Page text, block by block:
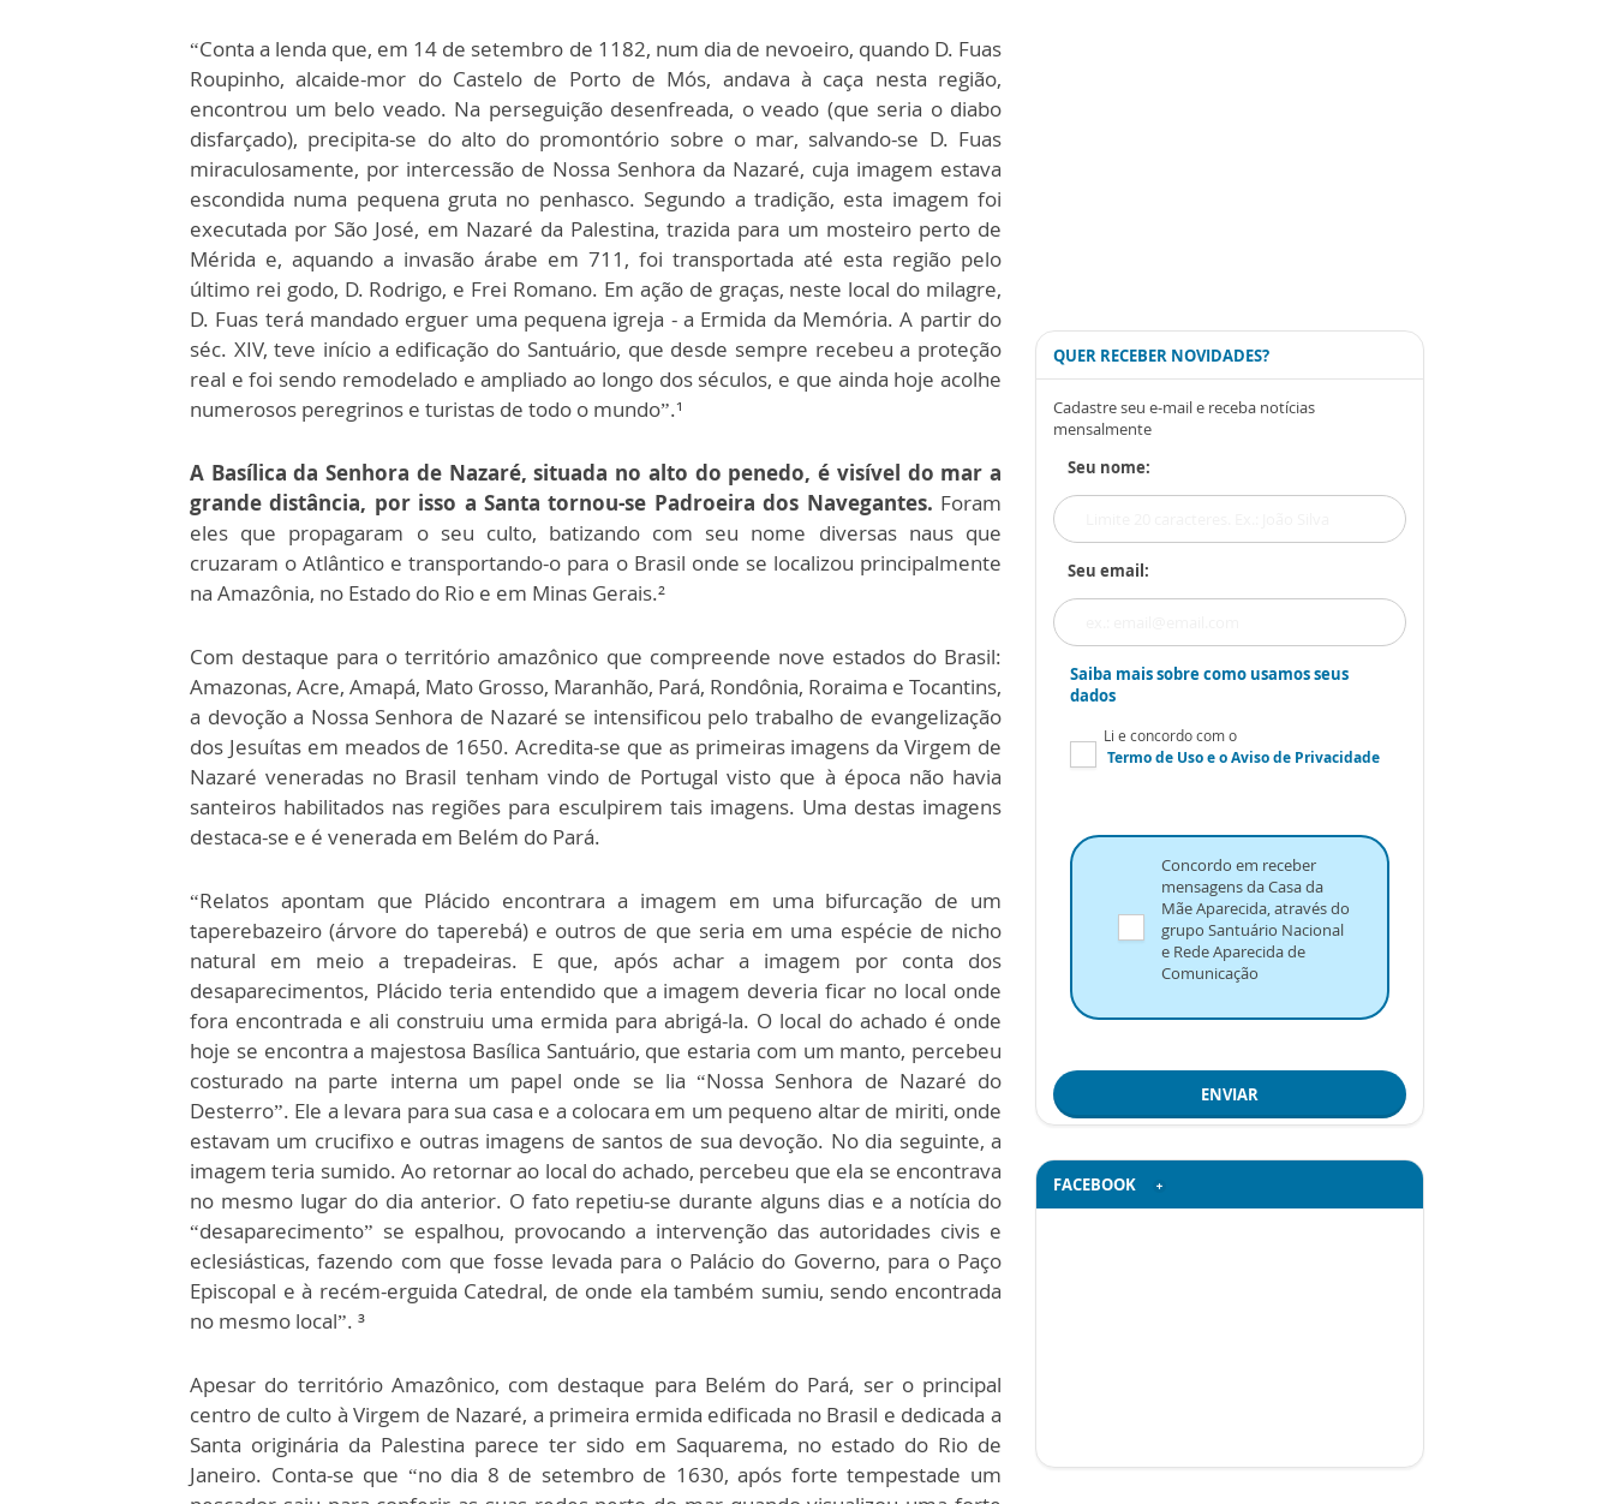
“Conta a lenda que, em 14 de setembro de 1182, num dia de nevoeiro, quando D. Fuas
Roupinho, alcaide-mor do Castelo de Porto de Mós, andava à caça nesta região,
encontrou um belo veado. Na perseguição desenfreada, o veado (que seria o diabo
disfarçado), precipita-se do alto do promontório sobre o mar, salvando-se D. Fuas
miraculosamente, por intercessão de Nossa Senhora da Nazaré, cuja imagem estava
escondida numa pequena gruta no penhasco. Segundo a tradição, esta imagem foi
executada por São José, em Nazaré da Palestina, trazida para um mosteiro perto de
Mérida e, aquando a invasão árabe em 711, foi transportada até esta região pelo
último rei godo, D. Rodrigo, e Frei Romano. Em ação de graças, neste local do milagre,
D. Fuas terá mandado erguer uma pequena igreja - a Ermida da Memória. A partir do
séc. XIV, teve início a edificação do Santuário, que desde sempre recebeu a proteção
real e foi sendo remodelado e ampliado ao longo dos séculos, e que ainda hoje acolhe
numerosos peregrinos e turistas de todo o mundo”.¹
A Basílica da Senhora de Nazaré, situada no alto do penedo, é visível do mar a
grande distância, por isso a Santa tornou-se Padroeira dos Navegantes. Foram
eles que propagaram o seu culto, batizando com seu nome diversas naus que
cruzaram o Atlântico e transportando-o para o Brasil onde se localizou principalmente
na Amazônia, no Estado do Rio e em Minas Gerais.²
Com destaque para o território amazônico que compreende nove estados do Brasil:
Amazonas, Acre, Amapá, Mato Grosso, Maranhão, Pará, Rondônia, Roraima e Tocantins,
a devoção a Nossa Senhora de Nazaré se intensificou pelo trabalho de evangelização
dos Jesuítas em meados de 1650. Acredita-se que as primeiras imagens da Virgem de
Nazaré veneradas no Brasil tenham vindo de Portugal visto que à época não havia
santeiros habilitados nas regiões para esculpirem tais imagens. Uma destas imagens
destaca-se e é venerada em Belém do Pará.
“Relatos apontam que Plácido encontrara a imagem em uma bifurcação de um
taperebazeiro (árvore do taperebá) e outros de que seria em uma espécie de nicho
natural em meio a trepadeiras. E que, após achar a imagem por conta dos
desaparecimentos, Plácido teria entendido que a imagem deveria ficar no local onde
fora encontrada e ali construiu uma ermida para abrigá-la. O local do achado é onde
hoje se encontra a majestosa Basílica Santuário, que estaria com um manto, percebeu
costurado na parte interna um papel onde se lia “Nossa Senhora de Nazaré do
Desterro”. Ele a levara para sua casa e a colocara em um pequeno altar de miriti, onde
estavam um crucifixo e outras imagens de santos de sua devoção. No dia seguinte, a
imagem teria sumido. Ao retornar ao local do achado, percebeu que ela se encontrava
no mesmo lugar do dia anterior. O fato repetiu-se durante alguns dias e a notícia do
“desaparecimento” se espalhou, provocando a intervenção das autoridades civis e
eclesiásticas, fazendo com que fosse levada para o Palácio do Governo, para o Paço
Episcopal e à recém-erguida Catedral, de onde ela também sumiu, sendo encontrada
no mesmo local”. ³
Apesar do território Amazônico, com destaque para Belém do Pará, ser o principal
centro de culto à Virgem de Nazaré, a primeira ermida edificada no Brasil e dedicada a
Santa originária da Palestina parece ter sido em Saquarema, no estado do Rio de
Janeiro. Conta-se que “no dia 8 de setembro de 1630, após forte tempestade um
QUER RECEBER NOVIDADES?
Cadastre seu e-mail e receba notícias
mensalmente
Seu nome:
Seu email:
Saiba mais sobre como usamos seus
dados
Li e concordo com o
Termo de Usoe oAviso de Privacidade
Concordo em receber
mensagens da Casa da
Mãe Aparecida, através do
grupo Santuário Nacional
e Rede Aparecida de
Comunicação
ENVIAR
FACEBOOK